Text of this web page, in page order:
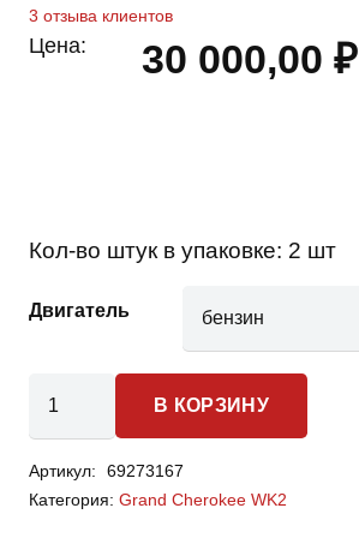
3 отзыва клиентов
Цена: 30 000,00 ₽
Кол-во штук в упаковке: 2 шт
Двигатель
товара
Cherokee
WK2
В КОРЗИНУ
Артикул:
69273167
Категория: Grand Cherokee WK2